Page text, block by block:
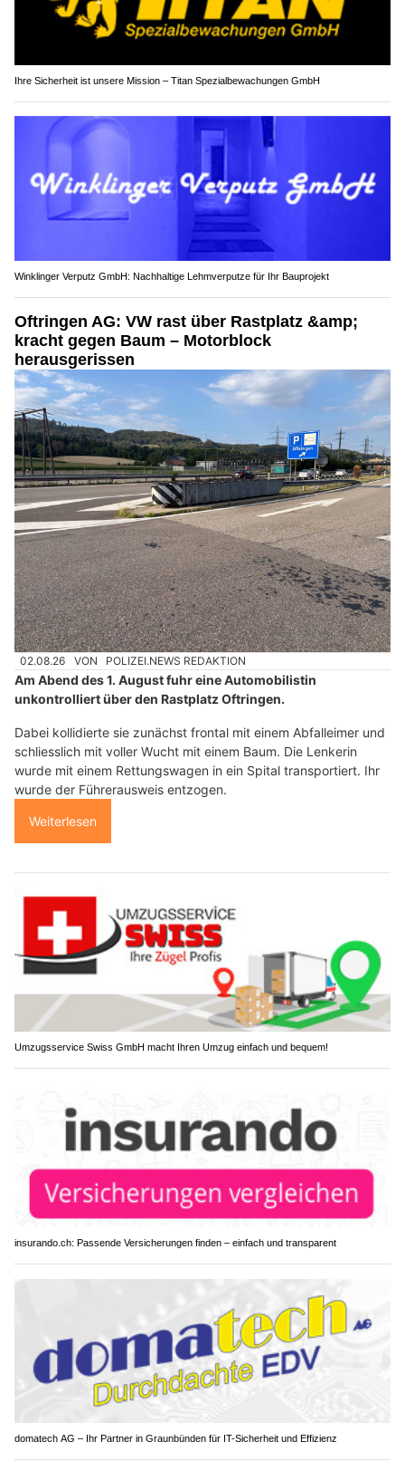
Ihre Sicherheit ist unsere Mission – Titan Spezialbewachungen GmbH
Winklinger Verputz GmbH: Nachhaltige Lehmverputze für Ihr Bauprojekt
Oftringen AG: VW rast über Rastplatz &amp;
kracht gegen Baum – Motorblock
herausgerissen
02.08.26 VON POLIZEI.NEWS REDAKTION
Am Abend des 1. August fuhr eine Automobilistin
unkontrolliert über den Rastplatz Oftringen.
Dabei kollidierte sie zunächst frontal mit einem Abfalleimer und
schliesslich mit voller Wucht mit einem Baum. Die Lenkerin
wurde mit einem Rettungswagen in ein Spital transportiert. Ihr
wurde der Führerausweis entzogen.
Weiterlesen
Umzugsservice Swiss GmbH macht Ihren Umzug einfach und bequem!
insurando.ch: Passende Versicherungen finden – einfach und transparent
domatech AG – Ihr Partner in Graunbünden für IT-Sicherheit und Effizienz